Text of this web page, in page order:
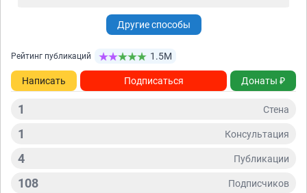
Другие способы
Рейтинг публикаций 1.5М
Написать Подписаться Донаты ₽
1 Стена
1 Консультация
4 Публикации
108 Подписчиков